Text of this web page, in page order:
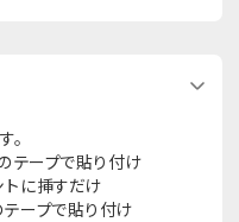
。
テープで貼り付け
に挿すだけ
ープで貼り付け